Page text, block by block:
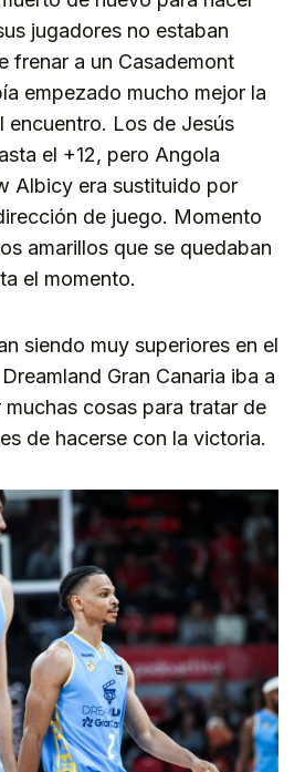
jugadores no estaban
frenar a un Casademont
empezado mucho mejor la
encuentro. Los de Jesús
el +12, pero Angola
Albicy era sustituido por
de juego. Momento
amarillos que se quedaban
el momento.
siendo muy superiores en el
Gran Canaria iba a
cosas para tratar de
de hacerse con la victoria.